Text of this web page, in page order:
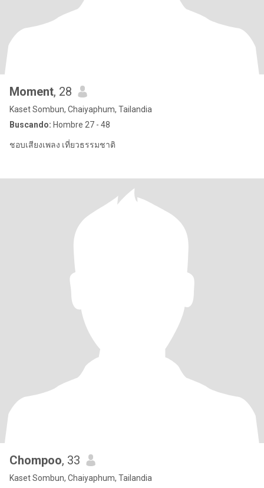
Moment, 28
Kaset Sombun, Chaiyaphum, Tailandia
Buscando: Hombre 27 - 48
ชอบเสียงเพลง เที่ยวธรรมชาติ
Chompoo, 33
Kaset Sombun, Chaiyaphum, Tailandia